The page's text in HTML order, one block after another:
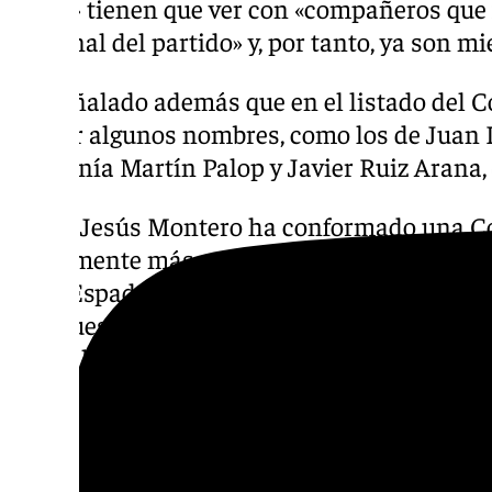
casos» tienen que ver con «compañeros
Regional del partido» y, por tanto, ya son
Ha señalado además que en el listado del
incluir algunos nombres, como los de
Estefanía Martín Palop y Javier Ruiz
María Jesús Montero ha conformado una
ligeramente más reducida que la que
Juan Espadas, que tras ser remodelada en
compuesta por 69 personas. De esta
nueva líder de los socialistas andaluces